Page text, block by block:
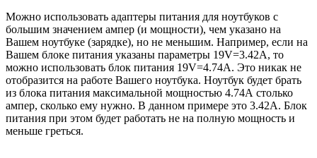
Можно использовать адаптеры питания для ноутбуков с
большим значением ампер (и мощности), чем указано на
Вашем ноутбуке (зарядке), но не меньшим. Например, если на
Вашем блоке питания указаны параметры 19V=3.42A, то
можно использовать блок питания 19V=4.74A. Это никак не
отобразится на работе Вашего ноутбука. Ноутбук будет брать
из блока питания максимальной мощностью 4.74А столько
ампер, сколько ему нужно. В данном примере это 3.42А. Блок
питания при этом будет работать не на полную мощность и
меньше греться.